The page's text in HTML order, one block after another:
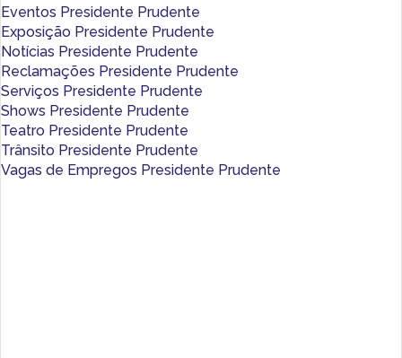
Eventos Presidente Prudente
Exposição Presidente Prudente
Notícias Presidente Prudente
Reclamações Presidente Prudente
Serviços Presidente Prudente
Shows Presidente Prudente
Teatro Presidente Prudente
Trânsito Presidente Prudente
Vagas de Empregos Presidente Prudente